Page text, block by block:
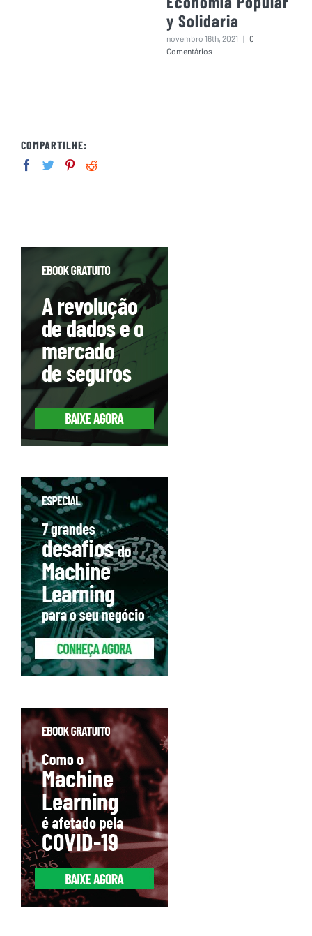
y Solidaria
novembro 16th, 2021 | 0
Comentários
COMPARTILHE: